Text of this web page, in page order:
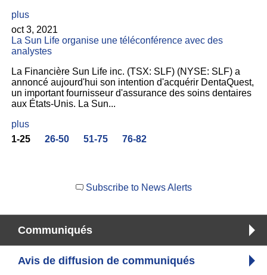
plus
oct 3, 2021
La Sun Life organise une téléconférence avec des
analystes
La Financière Sun Life inc. (TSX: SLF) (NYSE: SLF) a
annoncé aujourd'hui son intention d'acquérir DentaQuest,
un important fournisseur d'assurance des soins dentaires
aux États-Unis. La Sun...
plus
1-25 26-50 51-75 76-82
Subscribe to News Alerts
Communiqués
Avis de diffusion de communiqués